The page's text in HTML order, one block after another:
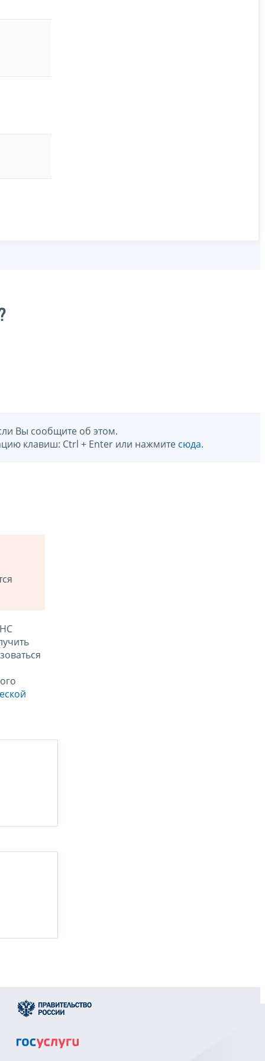
Вы сообщите об этом.
клавиш: Ctrl + Enter или нажмите сюда.